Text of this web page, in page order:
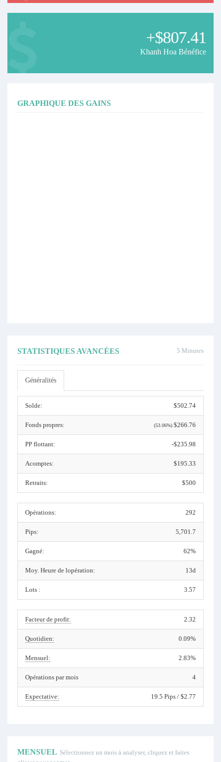
+$807.41
Khanh Hoa Bénéfice
GRAPHIQUE DES GAINS
5 Minutes
STATISTIQUES AVANCÉES
Généralités
Solde: $502.74
Fonds propres: (53.06%) $266.76
PP flottant: -$235.98
Acomptes: $195.33
Retraits: $500
Opérations: 292
Pips: 5,701.7
Gagné: 62%
Moy. Heure de lopération: 13d
Lots : 3.57
Facteur de profit: 2.32
Quotidien: 0.09%
Mensuel: 2.83%
Opérations par mois 4
Expectative: 19.5 Pips / $2.77
MENSUEL Sélectionnez un mois à analyser, cliquez et faites